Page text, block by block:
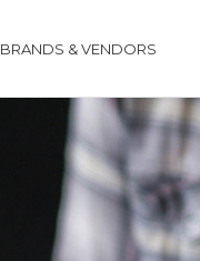
BRANDS & VENDORS